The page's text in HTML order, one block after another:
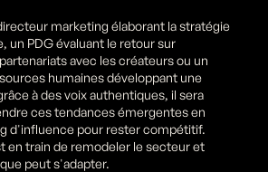
marketing élaborant la stratégie
un PDG évaluant le retour sur
avec les créateurs ou un
humaines développant une
à des voix authentiques, il sera
ces tendances émergentes en
d'influence pour rester compétitif.
en train de remodeler le secteur et
peut s'adapter.